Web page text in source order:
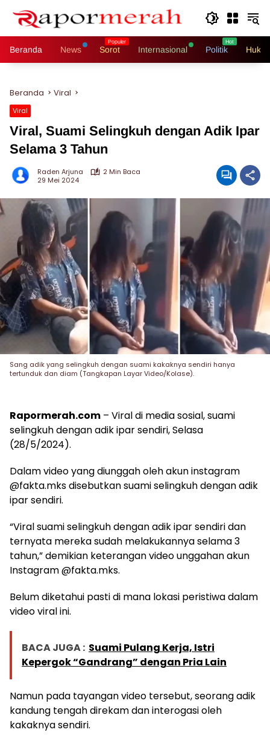
Beranda News Sorot Internasional Politik
Beranda Viral
Viral
Viral, Suami Selingkuh dengan Adik Ipar
Selama 3 Tahun
Raden Arjuna
2 Min Baca
29 Mei 2024
Sang adik yang selingkuh dengan suami kakaknya sendiri hanya
tertunduk dan diam (Tangkapan Layar Video/Kolase).
Rapormerah.com – Viral di media sosial, suami
selingkuh dengan adik ipar sendiri, Selasa
(28/5/2024).
Dalam video yang diunggah oleh akun instagram
@fakta.mks disebutkan suami selingkuh dengan adik
ipar sendiri.
“Viral suami selingkuh dengan adik ipar sendiri dan
ternyata mereka sudah melakukannya selama 3
tahun,” demikian keterangan video unggahan akun
Instagram @fakta.mks.
Belum diketahui pasti di mana lokasi peristiwa dalam
video viral ini.
BACA JUGA : Suami Pulang Kerja, Istri
Kepergok “Gandrang” dengan Pria Lain
Namun pada tayangan video tersebut, seorang adik
kandung tengah direkam dan interogasi oleh
kakaknya sendiri.